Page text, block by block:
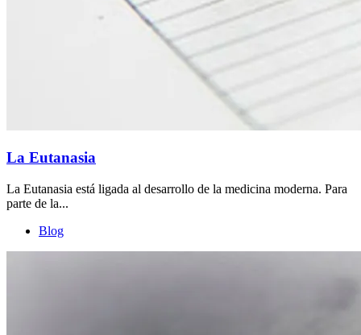
La Eutanasia
La Eutanasia está ligada al desarrollo de la medicina moderna. Para
parte de la...
Blog